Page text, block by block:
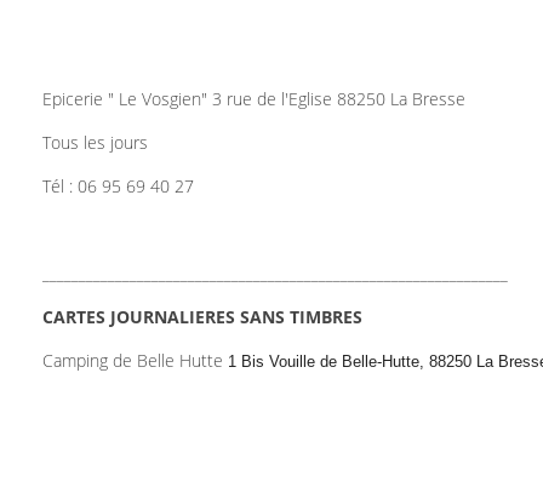
Epicerie " Le Vosgien" 3 rue de l'Eglise 88250 La Bresse
Tous les jours
Tél : 06 95 69 40 27
CARTES JOURNALIERES SANS TIMBRES
Camping de Belle Hutte 1 Bis Vouille de Belle-Hutte, 88250 La